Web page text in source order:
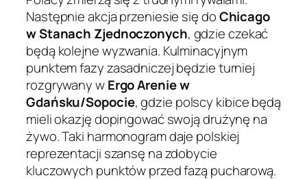
Następnie akcja przeniesie się doChicago
w Stanach Zjednoczonych, gdzie czekać
będą kolejne wyzwania. Kulminacyjnym
punktem fazy zasadniczej będzie turniej
rozgrywany wErgo Arenie w
Gdańsku/Sopocie, gdzie polscy kibice będą
mieli okazję dopingować swoją drużynę na
żywo. Taki harmonogram daje polskiej
reprezentacji szansę na zdobycie
kluczowych punktów przed fazą pucharową.